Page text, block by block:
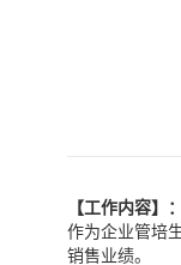
【工作内容】：
作为企业管培
销售业绩。